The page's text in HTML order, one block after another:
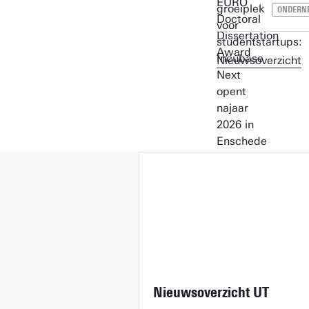
Nieuwsoverzicht
Nieuwsoverzicht UT